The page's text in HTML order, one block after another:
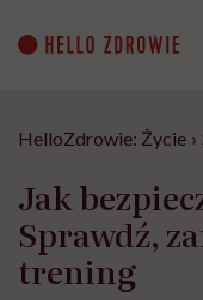
content
HelloZdrowie: Życie ›
Jak
Sprawdź,
trening